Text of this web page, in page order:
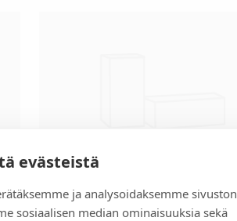
evästeistä
ja analysoidaksemme sivuston
sosiaalisen median ominaisuuksia sekä
Meridian Merifluor®